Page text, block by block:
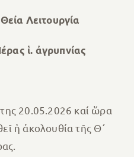
Λειτουργία
ἱ. ἀγρυπνίας
20.05.2026 καί ὥρα
ἡ ἀκολουθία τῆς Θ΄